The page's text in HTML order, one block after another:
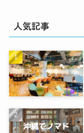
人気記事